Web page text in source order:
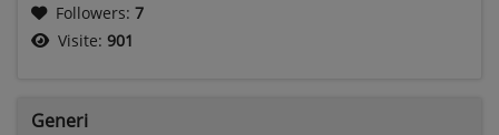
Followers: 7
Visite: 901
Generi